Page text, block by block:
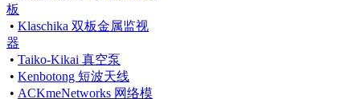
板
• Klaschika 双板金属监视
器
• Taiko-Kikai 真空泵
• Kenbotong 短波天线
• ACKmeNetworks 网络模